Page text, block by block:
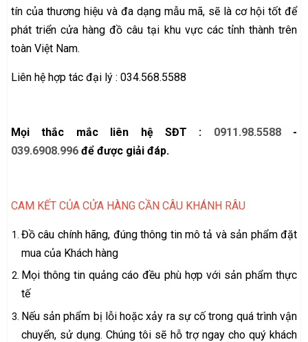
tín của thương hiệu và đa dạng mẫu mã, sẽ là cơ hội tốt để
phát triển cửa hàng đồ câu tại khu vực các tỉnh thành trên
toàn Việt Nam.
Liên hệ hợp tác đại lý : 034.568.5588
Mọi thắc mắc liên hệ SĐT : 0911.98.5588-
039.6908.996 để được giải đáp.
CAM KẾT CỦA CỬA HÀNG CẦN CÂU KHÁNH RÂU
Đồ câu chính hãng, đúng thông tin mô tả và sản phẩm đặt
mua của Khách hàng
Mọi thông tin quảng cáo đều phù hợp với sản phẩm thực
tế
Nếu sản phẩm bị lỗi hoặc xảy ra sự cố trong quá trình vận
chuyển, sử dụng. Chúng tôi sẽ hỗ trợ ngay cho quý khách